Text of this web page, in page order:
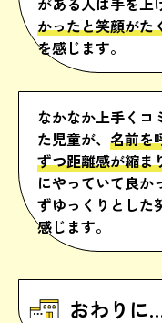
かったと笑顔がた
を感じます。
なかなか上手くコ
た児童が、 名前を
ずつ距離感が縮ま
にやっていて良か
ずゆっくりとした
感じます。
おわりに